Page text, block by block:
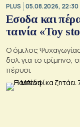
PLUS 05.08.2026, 22:30
Εσοδα και
ταινία «Toy
Ο όμιλος
δολ. για το
πέρυσι